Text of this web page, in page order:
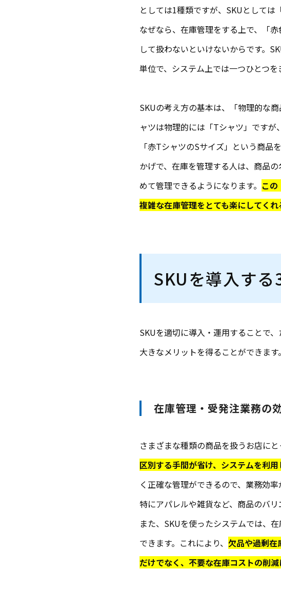
としては1種類ですが、SKUとしては
なぜなら、在庫管理をする上で、「
して扱わないといけないからです。
単位で、システム上では一つひとつ
SKUの考え方の基本は、「物理的な
ャツは物理的には「Tシャツ」です
「赤TシャツのSサイズ」という商
かげで、在庫を管理する人は、商品
めて管理できるようになります。 こ
複雑な在庫管理をとても楽にしてくれ
SKUを導入する
SKUを適切に導入・運用することで
大きなメリットを得ることができます。
在庫管理・受発注業務の
さまざまな種類の商品を扱うお店にと
区別する手間が省け、システムを利用
く正確な管理ができるので、業務効率
特にアパレルや雑貨など、商品のバ
また、SKUを使ったシステムでは、
できます。これにより、 欠品や過剰在
だけでなく、不要な在庫コストの削